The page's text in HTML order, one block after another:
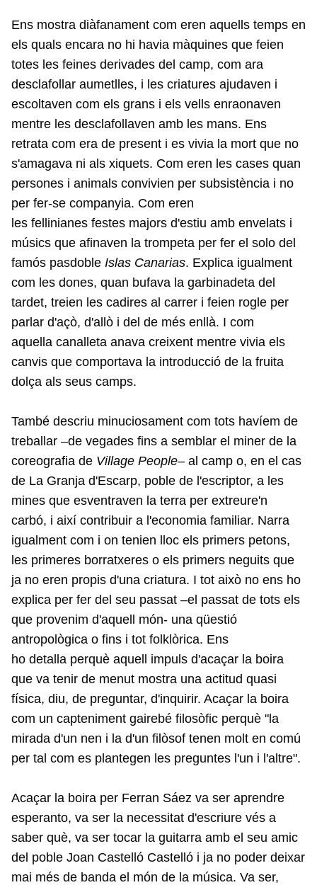
Ens mostra diàfanament com eren aquells temps en
els quals encara no hi havia màquines que feien
totes les feines derivades del camp, com ara
desclafollar aumetlles, i les criatures ajudaven i
escoltaven com els grans i els vells enraonaven
mentre les desclafollaven amb les mans. Ens
retrata com era de present i es vivia la mort que no
s'amagava ni als xiquets. Com eren les cases quan
persones i animals convivien per subsistència i no
per fer-se companyia. Com eren
les fellinianes festes majors d'estiu amb envelats i
músics que afinaven la trompeta per fer el solo del
famós pasdoble Islas Canarias. Explica igualment
com les dones, quan bufava la garbinadeta del
tardet, treien les cadires al carrer i feien rogle per
parlar d'açò, d'allò i del de més enllà. I com
aquella canalleta anava creixent mentre vivia els
canvis que comportava la introducció de la fruita
dolça als seus camps.
També descriu minuciosament com tots havíem de
treballar –de vegades fins a semblar el miner de la
coreografia de Village People– al camp o, en el cas
de La Granja d'Escarp, poble de l'escriptor, a les
mines que esventraven la terra per extreure'n
carbó, i així contribuir a l'economia familiar. Narra
igualment com i on tenien lloc els primers petons,
les primeres borratxeres o els primers neguits que
ja no eren propis d'una criatura. I tot això no ens ho
explica per fer del seu passat –el passat de tots els
que provenim d'aquell món- una qüestió
antropològica o fins i tot folklòrica. Ens
ho detalla perquè aquell impuls d'acaçar la boira
que va tenir de menut mostra una actitud quasi
física, diu, de preguntar, d'inquirir. Acaçar la boira
com un capteniment gairebé filosòfic perquè "la
mirada d'un nen i la d'un filòsof tenen molt en comú
per tal com es plantegen les preguntes l'un i l'altre".
Acaçar la boira per Ferran Sáez va ser aprendre
esperanto, va ser la necessitat d'escriure vés a
saber què, va ser tocar la guitarra amb el seu amic
del poble Joan Castelló Castelló i ja no poder deixar
mai més de banda el món de la música. Va ser,